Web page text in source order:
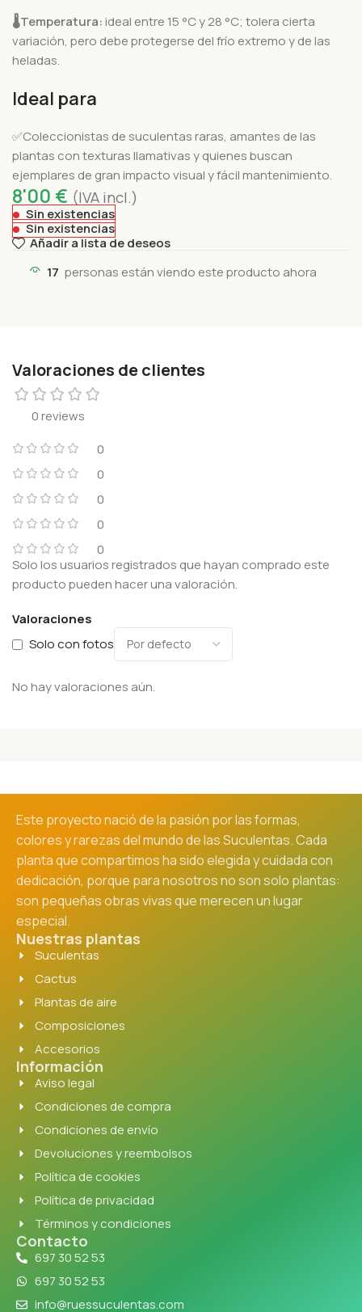
🌡️Temperatura: ideal entre 15 °C y 28 °C; tolera cierta
variación, pero debe protegerse del frío extremo y de las
heladas.
Ideal para
✅Coleccionistas de suculentas raras, amantes de las
plantas con texturas llamativas y quienes buscan
ejemplares de gran impacto visual y fácil mantenimiento.
8'00 € (IVA incl.)
Sin existencias
Sin existencias
Añadir a lista de deseos
17 personas están viendo este producto ahora
Valoraciones de clientes
0 reviews
0
0
0
0
0
Valoraciones
Solo con fotos
No hay valoraciones aún.
Solo los usuarios registrados que hayan comprado este
producto pueden hacer una valoración.
Este proyecto nació de la pasión por las formas,
colores y rarezas del mundo de las Suculentas. Cada
planta que compartimos ha sido elegida y cuidada con
dedicación, porque para nosotros no son solo plantas:
son pequeñas obras vivas que merecen un lugar
especial.
Nuestras plantas
Suculentas
Cactus
Plantas de aire
Composiciones
Accesorios
Información
Aviso legal
Condiciones de compra
Condiciones de envío
Devoluciones y reembolsos
Política de cookies
Política de privacidad
Términos y condiciones
Contacto
697 30 52 53
697 30 52 53
info@ruessuculentas.com